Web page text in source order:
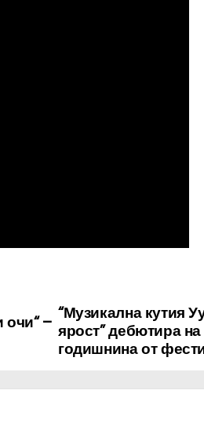
“Музикална кутия
ярост” дебютира
годишнина от
очи“ –